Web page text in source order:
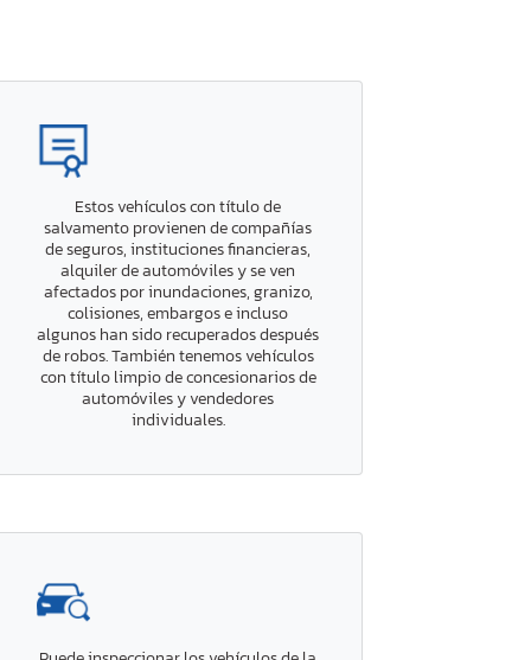
Estos vehículos con título de
salvamento provienen de compañías
de seguros, instituciones financieras,
alquiler de automóviles y se ven
afectados por inundaciones, granizo,
colisiones, embargos e incluso
algunos han sido recuperados después
de robos. También tenemos vehículos
con título limpio de concesionarios de
automóviles y vendedores
individuales.